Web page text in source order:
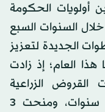
أولويات الحكومة
خلال السنوات السبع
الجديدة لتعزيز
هذا العام؛ إذ زادت
القروض الزراعية
للمزارعين بنسبة 2.5 مرة في 7 سنوات، ومنحت 3